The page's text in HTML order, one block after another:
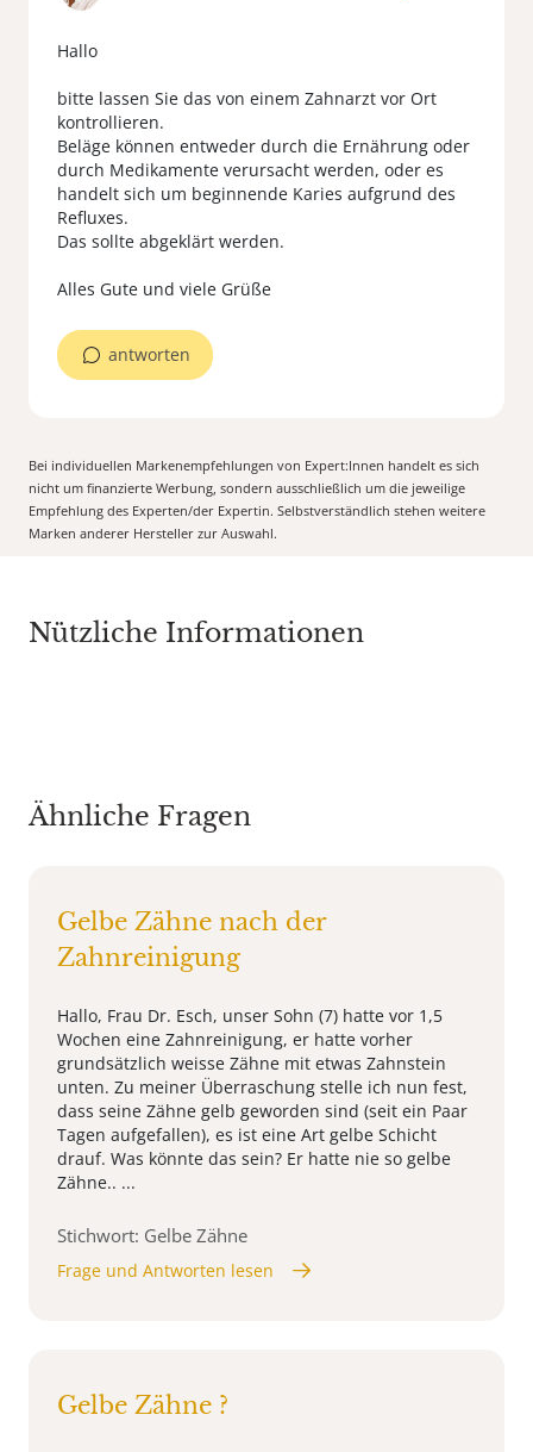
Hallo
bitte lassen Sie das von einem Zahnarzt vor Ort
kontrollieren.
Beläge können entweder durch die Ernährung oder
durch Medikamente verursacht werden, oder es
handelt sich um beginnende Karies aufgrund des
Refluxes.
Das sollte abgeklärt werden.
Alles Gute und viele Grüße
antworten
Bei individuellen Markenempfehlungen von Expert:Innen handelt es sich
nicht um finanzierte Werbung, sondern ausschließlich um die jeweilige
Empfehlung des Experten/der Expertin. Selbstverständlich stehen weitere
Marken anderer Hersteller zur Auswahl.
Nützliche Informationen
Ähnliche Fragen
Gelbe Zähne nach der
Zahnreinigung
Hallo, Frau Dr. Esch, unser Sohn (7) hatte vor 1,5
Wochen eine Zahnreinigung, er hatte vorher
grundsätzlich weisse Zähne mit etwas Zahnstein
unten. Zu meiner Überraschung stelle ich nun fest,
dass seine Zähne gelb geworden sind (seit ein Paar
Tagen aufgefallen), es ist eine Art gelbe Schicht
drauf. Was könnte das sein? Er hatte nie so gelbe
Zähne.. ...
Stichwort: Gelbe Zähne
Frage und Antworten lesen
Gelbe Zähne ?